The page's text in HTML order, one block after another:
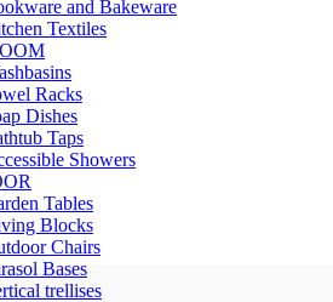
and Bakeware
Textiles
Racks
Dishes
Taps
Showers
Tables
Blocks
Chairs
Bases
trellises